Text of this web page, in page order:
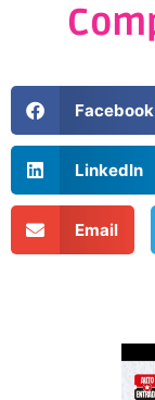
Facebook
LinkedIn
Email